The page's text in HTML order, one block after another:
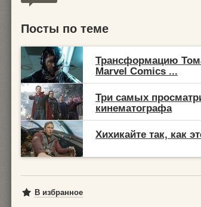
Посты по теме
Трансформацию
Marvel Comics ...
Три самых
кинематографа
Хихикайте так, как
В избранное